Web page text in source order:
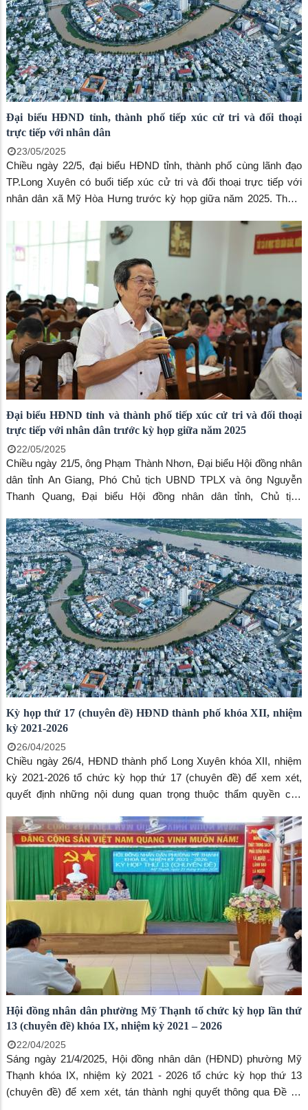
Đại biểu HĐND tỉnh, thành phố tiếp xúc cử tri và đối thoại
trực tiếp với nhân dân
23/05/2025
Chiều ngày 22/5, đại biểu HĐND tỉnh, thành phố cùng lãnh đạo
TP.Long Xuyên có buổi tiếp xúc cử tri và đối thoại trực tiếp với
nhân dân xã Mỹ Hòa Hưng trước kỳ họp giữa năm 2025. Tham
nhân dân tỉnh, Phó Chủ tịch UBND thành phố và ông Nguyễn
Thanh Quang, đại biểu Hội đồng nhân dân tỉnh, Chủ tịch
UBMTTQVN thành phố.
Đại biểu HĐND tỉnh và thành phố tiếp xúc cử tri và đối thoại
trực tiếp với nhân dân trước kỳ họp giữa năm 2025
22/05/2025
Chiều ngày 21/5, ông Phạm Thành Nhơn, Đại biểu Hội đồng nhân
dân tỉnh An Giang, Phó Chủ tịch UBND TPLX và ông Nguyễn
Thanh Quang, Đại biểu Hội đồng nhân dân tỉnh, Chủ tịch
phố đã có buổi tiếp xúc cử tri và đối thoại trực tiếp với nhân dân
phường Mỹ Thới và Mỹ Thạnh trước khi họp giữa năm 2025.
Kỳ họp thứ 17 (chuyên đề) HĐND thành phố khóa XII, nhiệm
kỳ 2021-2026
26/04/2025
Chiều ngày 26/4, HĐND thành phố Long Xuyên khóa XII, nhiệm
kỳ 2021-2026 tổ chức kỳ họp thứ 17 (chuyên đề) để xem xét,
quyết định những nội dung quan trọng thuộc thẩm quyền của
Chủ tịch HĐND thành phố - Võ Thiện Hảo chủ trì. Tham dự kỳ
họp còn có Ông Bùi Văn Tặng, Phó Chủ tịch Thường trực Ủy ban
MTTQ Việt Nam tỉnh; ông Trần Minh Đức, Phó Bí thư Thành ủy,
Chủ tịch UBND thành phố Long Xuyên.
Hội đồng nhân dân phường Mỹ Thạnh tổ chức kỳ họp lần thứ
13 (chuyên đề) khóa IX, nhiệm kỳ 2021 – 2026
22/04/2025
Sáng ngày 21/4/2025, Hội đồng nhân dân (HĐND) phường Mỹ
Thạnh khóa IX, nhiệm kỳ 2021 - 2026 tổ chức kỳ họp thứ 13
(chuyên đề) để xem xét, tán thành nghị quyết thông qua Đề án